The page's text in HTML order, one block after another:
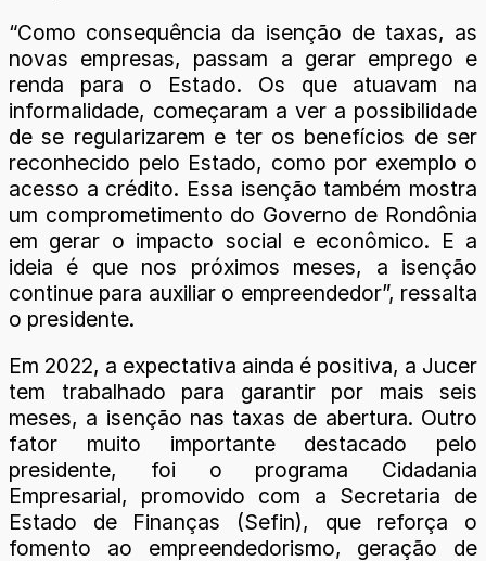
“Como consequência da isenção de taxas, as
novas empresas, passam a gerar emprego e
renda para o Estado. Os que atuavam na
informalidade, começaram a ver a possibilidade
de se regularizarem e ter os benefícios de ser
reconhecido pelo Estado, como por exemplo o
acesso a crédito. Essa isenção também mostra
um comprometimento do Governo de Rondônia
em gerar o impacto social e econômico. E a
ideia é que nos próximos meses, a isenção
continue para auxiliar o empreendedor”, ressalta
o presidente.
Em 2022, a expectativa ainda é positiva, a Jucer
tem trabalhado para garantir por mais seis
meses, a isenção nas taxas de abertura. Outro
fator muito importante destacado pelo
presidente, foi o programa Cidadania
Empresarial, promovido com a Secretaria de
Estado de Finanças (Sefin), que reforça o
fomento ao empreendedorismo, geração de